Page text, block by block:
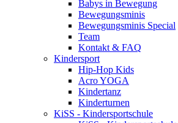
Babys in Bewegung
Bewegungsminis
Bewegungsminis Special
Team
Kontakt & FAQ
Kindersport
Hip-Hop Kids
Acro YOGA
Kindertanz
Kinderturnen
KiSS - Kindersportschule